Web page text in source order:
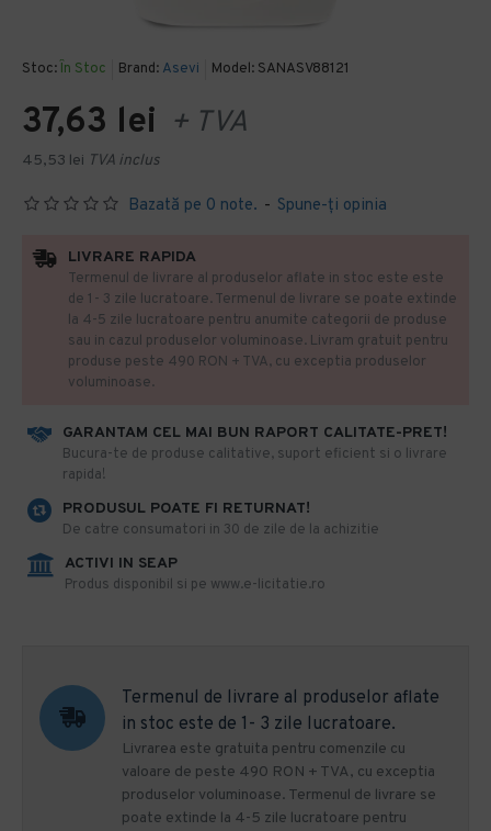
Stoc: În Stoc Brand: Asevi Model: SANASV88121
Bazată pe 0 note. - Spune-ţi opinia
37,63 lei + TVA
45,53 lei TVA inclus
GARANTAM CEL MAI BUN RAPORT CALITATE-PRET!
​Bucura-te de produse calitative, suport eficient si o livrare
rapida!
PRODUSUL POATE FI RETURNAT!
De catre consumatori in 30 de zile de la achizitie
ACTIVI IN SEAP
Produs disponibil si pe www.e-licitatie.ro
LIVRARE RAPIDA
Termenul de livrare al produselor aflate in stoc este este
de 1- 3 zile lucratoare. Termenul de livrare se poate extinde
la 4-5 zile lucratoare pentru anumite categorii de produse
sau in cazul produselor voluminoase. Livram gratuit pentru
produse peste 490 RON + TVA, cu exceptia produselor
voluminoase.
Termenul de livrare al produselor aflate
in stoc este de 1- 3 zile lucratoare.
Livrarea este gratuita pentru comenzile cu
valoare de peste 490 RON + TVA, cu exceptia
produselor voluminoase. Termenul de livrare se
poate extinde la 4-5 zile lucratoare pentru